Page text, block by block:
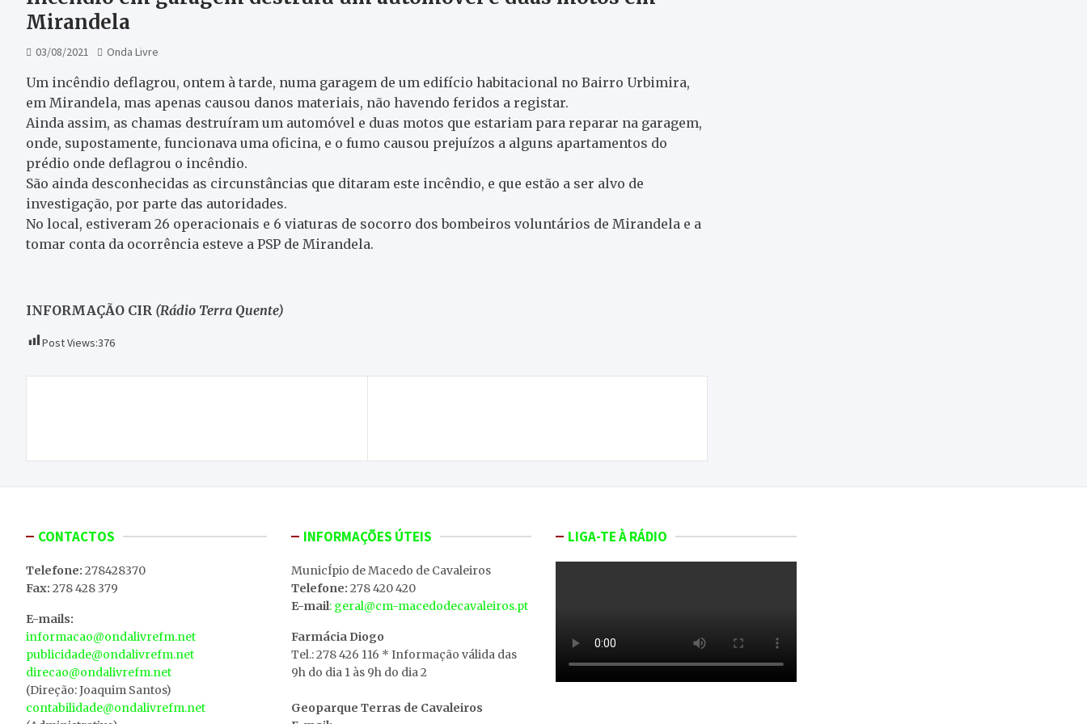
Mirandela
03/08/2021 Onda Livre
Um incêndio deflagrou, ontem à tarde, numa garagem de um edifício habitacional no Bairro Urbimira,
em Mirandela, mas apenas causou danos materiais, não havendo feridos a registar.
Ainda assim, as chamas destruíram um automóvel e duas motos que estariam para reparar na garagem,
onde, supostamente, funcionava uma oficina, e o fumo causou prejuízos a alguns apartamentos do
prédio onde deflagrou o incêndio.
São ainda desconhecidas as circunstâncias que ditaram este incêndio, e que estão a ser alvo de
investigação, por parte das autoridades.
No local, estiveram 26 operacionais e 6 viaturas de socorro dos bombeiros voluntários de Mirandela e a
tomar conta da ocorrência esteve a PSP de Mirandela.
INFORMAÇÃO CIR (Rádio Terra Quente)
Post Views:376
artigos
CONTACTOS
Telefone: 278428370
Fax: 278 428 379
E-mails:
informacao@ondalivrefm.net
publicidade@ondalivrefm.net
direcao@ondalivrefm.net
(Direção: Joaquim Santos)
contabilidade@ondalivrefm.net
INFORMAÇÕES ÚTEIS
MunicÍpio de Macedo de Cavaleiros
Telefone: 278 420 420
E-mail: geral@cm-macedodecavaleiros.pt
Farmácia Diogo
Tel.: 278 426 116 * Informação válida das
9h do dia 1 às 9h do dia 2
Geoparque Terras de Cavaleiros
LIGA-TE À RÁDIO